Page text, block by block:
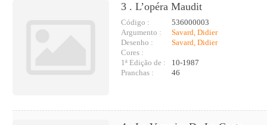
3 . L’opéra Maudit
Código :
536000003
Argumento :
Savard, Didier
Desenho :
Savard, Didier
Cores :
1ª Edição de :
10-1987
Pranchas :
46